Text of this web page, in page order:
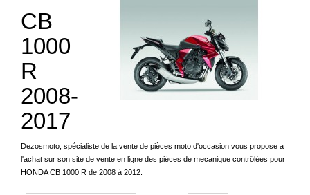
CB
1000
R
2008-
2017
Dezosmoto, spécialiste de la vente de pièces moto d'occasion vous propose a
l'achat sur son site de vente en ligne des pièces de mecanique contrôlées pour
HONDA CB 1000 R de 2008 à 2012.